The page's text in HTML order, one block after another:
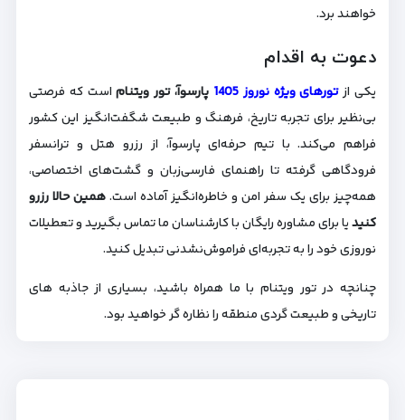
خواهند برد.
دعوت به اقدام
یکی ازتورهای ویژه نوروز 1405 پارسوآ، تور ویتناماست که فرصتی
بی‌نظیر برای تجربه تاریخ، فرهنگ و طبیعت شگفت‌انگیز این کشور
فراهم می‌کند. با تیم حرفه‌ای پارسوآ، از رزرو هتل و ترانسفر
فرودگاهی گرفته تا راهنمای فارسی‌زبان و گشت‌های اختصاصی،
همه‌چیز برای یک سفر امن و خاطره‌انگیز آماده است.همین حالا رزرو
کنیدیا برای مشاوره رایگان با کارشناسان ما تماس بگیرید و تعطیلات
نوروزی خود را به تجربه‌ای فراموش‌نشدنی تبدیل کنید.
چنانچه در تور ویتنام با ما همراه باشید، بسیاری از جاذبه های
تاریخی و طبیعت گردی منطقه را نظاره گر خواهید بود.